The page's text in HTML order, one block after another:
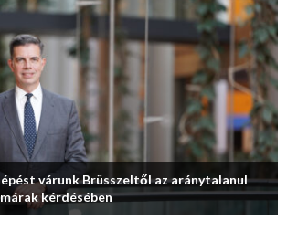
várunk Brüsszeltől az aránytalanul
kérdésében